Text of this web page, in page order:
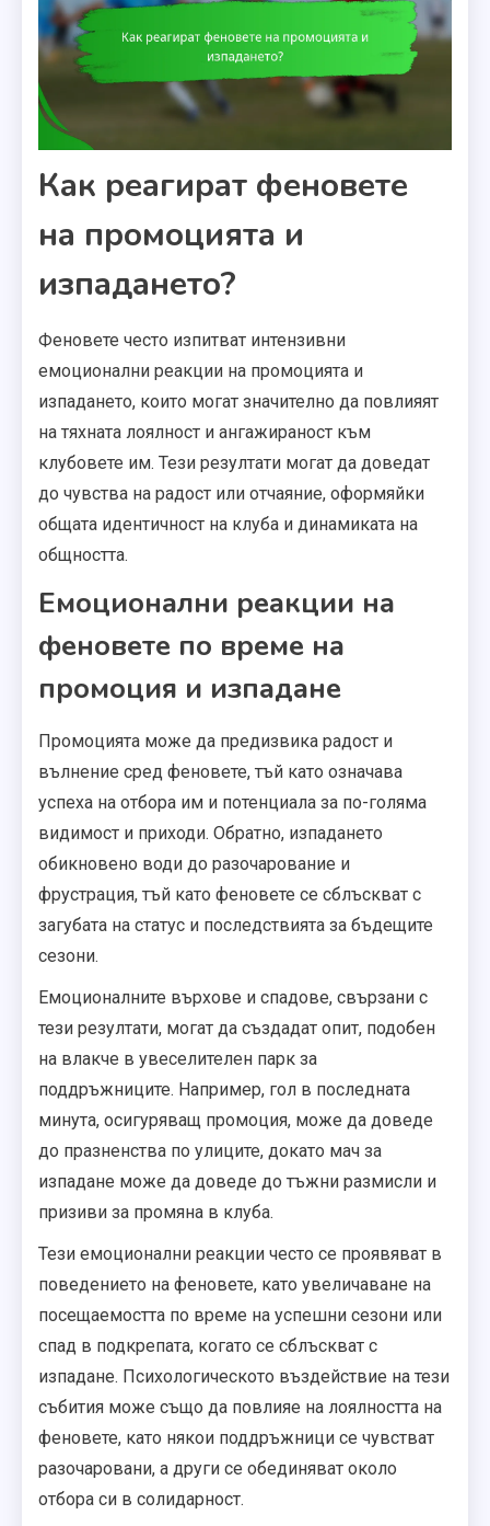
Как реагират феновете
на промоцията и
изпадането?
Феновете често изпитват интензивни
емоционални реакции на промоцията и
изпадането, които могат значително да повлияят
на тяхната лоялност и ангажираност към
клубовете им. Тези резултати могат да доведат
до чувства на радост или отчаяние, оформяйки
общата идентичност на клуба и динамиката на
общността.
Емоционални реакции на
феновете по време на
промоция и изпадане
Промоцията може да предизвика радост и
вълнение сред феновете, тъй като означава
успеха на отбора им и потенциала за по-голяма
видимост и приходи. Обратно, изпадането
обикновено води до разочарование и
фрустрация, тъй като феновете се сблъскват с
загубата на статус и последствията за бъдещите
сезони.
Емоционалните върхове и спадове, свързани с
тези резултати, могат да създадат опит, подобен
на влакче в увеселителен парк за
поддръжниците. Например, гол в последната
минута, осигуряващ промоция, може да доведе
до празненства по улиците, докато мач за
изпадане може да доведе до тъжни размисли и
призиви за промяна в клуба.
Тези емоционални реакции често се проявяват в
поведението на феновете, като увеличаване на
посещаемостта по време на успешни сезони или
спад в подкрепата, когато се сблъскват с
изпадане. Психологическото въздействие на тези
събития може също да повлияе на лоялността на
феновете, като някои поддръжници се чувстват
разочаровани, а други се обединяват около
отбора си в солидарност.